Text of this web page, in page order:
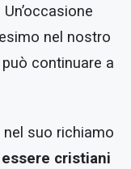
Un’occasione
nel nostro
continuare a
suo richiamo
essere cristiani